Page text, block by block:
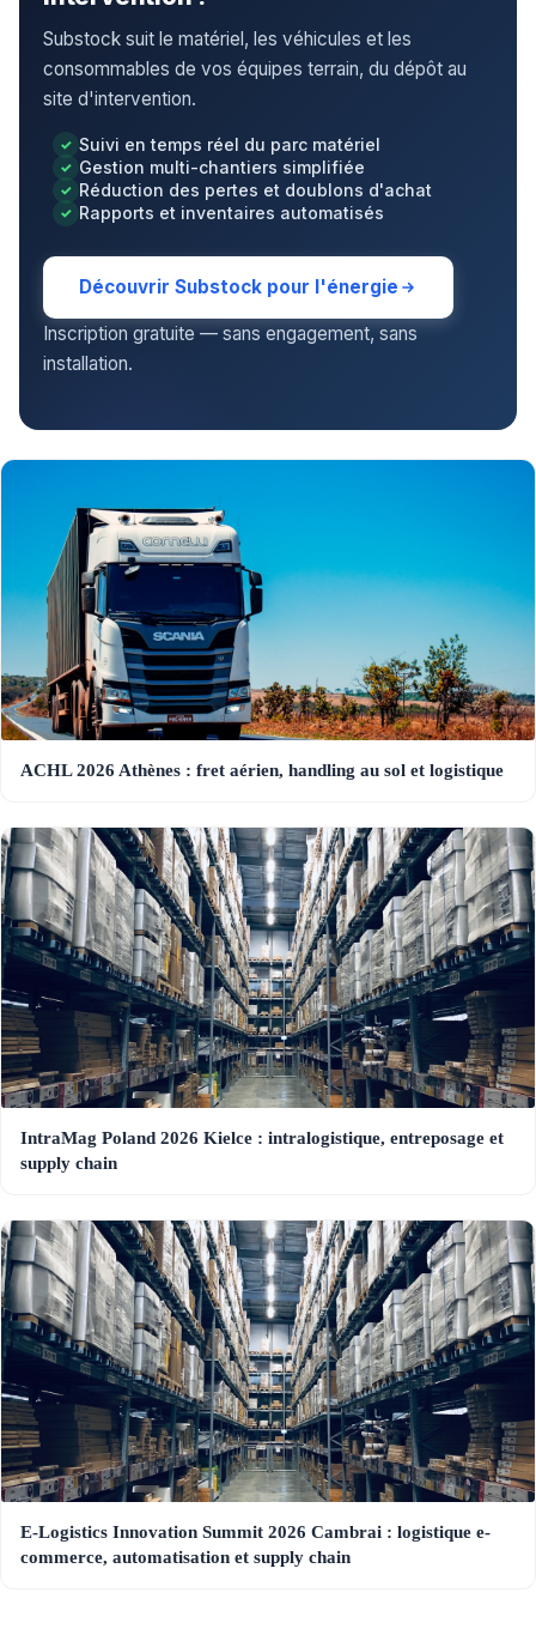
Substock suit le matériel, les véhicules et les
consommables de vos équipes terrain, du dépôt au
site d'intervention.
Suivi en temps réel du parc matériel
Gestion multi-chantiers simplifiée
Réduction des pertes et doublons d'achat
Rapports et inventaires automatisés
Découvrir Substock pour l'énergie
Inscription gratuite — sans engagement, sans
installation.
ACHL 2026 Athènes : fret aérien, handling au sol et logistique
IntraMag Poland 2026 Kielce : intralogistique, entreposage et
supply chain
E-Logistics Innovation Summit 2026 Cambrai : logistique e-
commerce, automatisation et supply chain